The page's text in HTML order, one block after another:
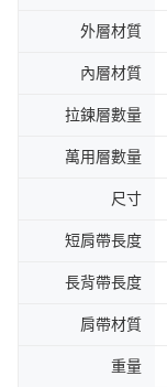
外層材質
內層材質
拉鍊層數量
萬用層數量
尺寸
短肩帶長度
長背帶長度
肩帶材質
重量